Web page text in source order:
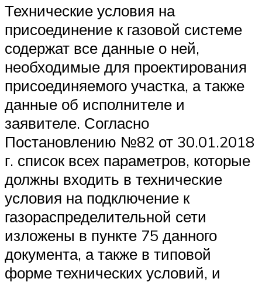
Технические условия на
присоединение к газовой системе
содержат все данные о ней,
необходимые для проектирования
присоединяемого участка, а также
данные об исполнителе и
заявителе. Согласно
Постановлению №82 от 30.01.2018
г. список всех параметров, которые
должны входить в технические
условия на подключение к
газораспределительной сети
изложены в пункте 75 данного
документа, а также в типовой
форме технических условий, и